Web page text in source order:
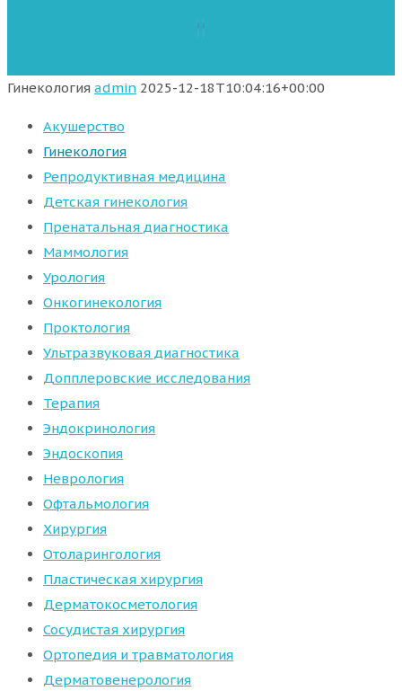
Гинекология admin 2025-12-18T10:04:16+00:00
Акушерство
Гинекология
Репродуктивная медицина
Детская гинекология
Пренатальная диагностика
Маммология
Урология
Онкогинекология
Проктология
Ультразвуковая диагностика
Допплеровские исследования
Терапия
Эндокринология
Эндоскопия
Неврология
Офтальмология
Хирургия
Отоларингология
Пластическая хирургия
Дерматокосметология
Сосудистая хирургия
Ортопедия и травматология
Дерматовенерология